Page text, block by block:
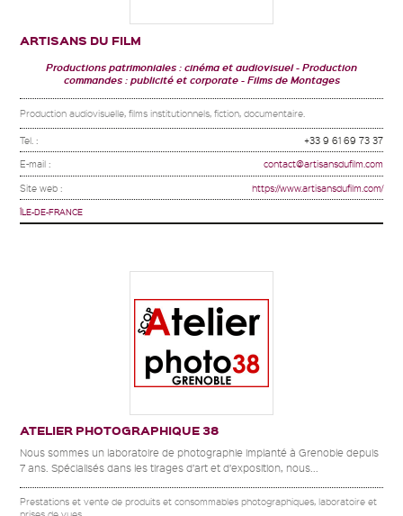
ARTISANS DU FILM
Productions patrimoniales : cinéma et audiovisuel
Production
commandes : publicité et corporate
Films de Montages
Production audiovisuelle, films institutionnels, fiction, documentaire.
Tel. : +33 9 61 69 73 37
E-mail : contact@artisansdufilm.com
Site web : https://www.artisansdufilm.com/
ÎLE-DE-FRANCE
ATELIER PHOTOGRAPHIQUE 38
Nous sommes un laboratoire de photographie implanté à Grenoble depuis
7 ans. Spécialisés dans les tirages d’art et d’exposition, nous...
Prestations et vente de produits et consommables photographiques, laboratoire et